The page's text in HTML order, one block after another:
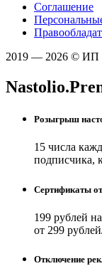
Соглашение
2019 — 2026 © ИП
Розыгрыш
15 числа
подписчика,
Сертификаты
199 рублей
от 299
Отключение